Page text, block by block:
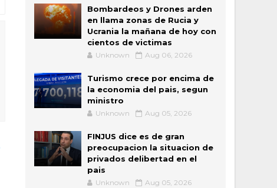
Bombardeos y Drones arden
en llama zonas de Rucia y
Ucrania la mañana de hoy con
cientos de victimas
Unknown Aug 06, 2026
Turismo crece por encima de
la economia del pais, segun
ministro
Unknown Aug 05, 2026
FINJUS dice es de gran
preocupacion la situacion de
privados delibertad en el
pais
Unknown Aug 05, 2026